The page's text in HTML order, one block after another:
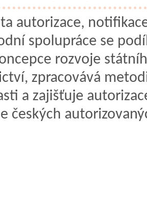
autorizace,
spolupráce se
rozvoje
zpracovává
a zajišťuje
českých